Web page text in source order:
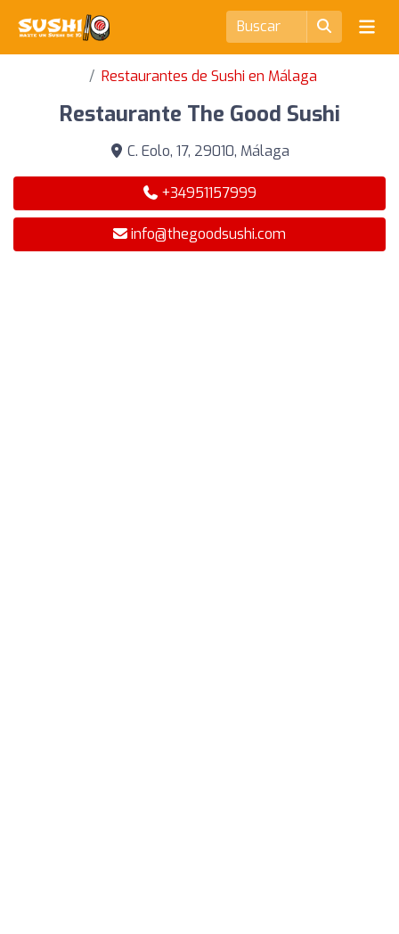
Restaurantes de Sushi en Málaga
Restaurante The Good Sushi
C. Eolo, 17, 29010, Málaga
+34951157999
info@thegoodsushi.com